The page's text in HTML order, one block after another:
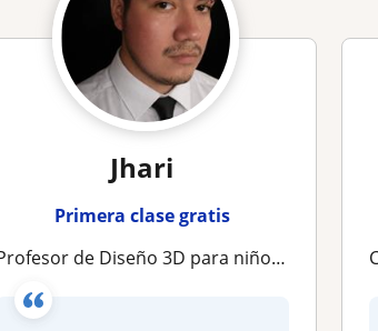
Jhari
Primera clase gratis
Profesor de Diseño 3D para niños | Aprende Fusion 360 desde cero de forma divertida